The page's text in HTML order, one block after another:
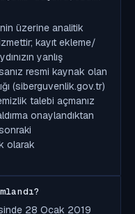
üzerine analitik
kayıt ekleme/
yanlış
resmi kaynak olan
(siberguvenlik.gov.tr)
talebi açmanız
onaylandıktan
olarak
28 Ocak 2019